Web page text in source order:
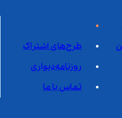
طرح‌های اشتراک
روزنامه‌دیواری
تماس با ما